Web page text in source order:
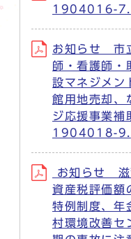
1904016-
お知らせ 市
師・看護師・
設マネジメン
館用地売却、
ジ応援事業補
1904018-
お知らせ 滋
資産税評価額
特例制度、年
村環境改善セ